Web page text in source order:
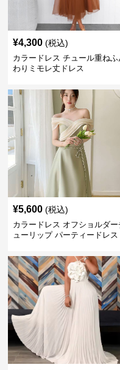
¥4,300 (税込)
カラードレス チュール重ねふ
わりミモレ丈ドレス
¥5,600 (税込)
カラードレス オフショルダー
ューリップ パーティードレス